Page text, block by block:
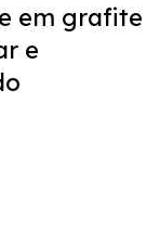
em grafite
e